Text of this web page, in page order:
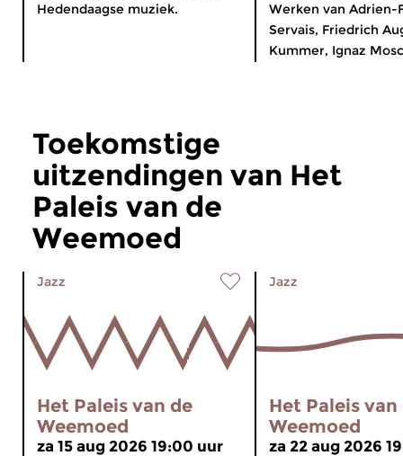
Hedendaagse muziek.
Werken van Adrien-
Servais, Friedrich
Kummer, Ignaz
Toekomstige
uitzendingen van Het
Paleis van de
Weemoed
Jazz
Het Paleis van de
Weemoed
za 15 aug 2026 19:00 uur
Jazz
Het Paleis van
Weemoed
za 22 aug 2026